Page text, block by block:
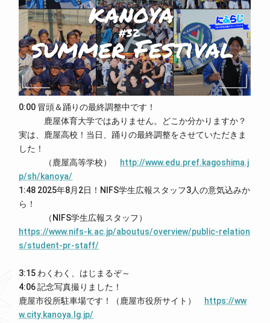
0:00 冒頭＆踊りの最終調整中です！
鹿屋体育大学ではありません。どこか分かりますか？
実は、鹿屋高校！当日、踊りの最終調整をさせていただきま
した！
（鹿屋高等学校） http://www.edu.pref.kagoshima.j
p/sh/kanoya/
1:48 2025年8月2日！NIFS学生広報スタッフ3人の意気込みか
ら！
（NIFS学生広報スタッフ）
https://www.nifs-k.ac.jp/aboutus/overview/public-relation
s/student-pr-staff/
3:15 わくわく、はじまるぞ～
4:06 記念写真撮りました！
鹿屋市役所駐車場です！（鹿屋市役所サイト）
https://ww
w.city.kanoya.lg.jp/